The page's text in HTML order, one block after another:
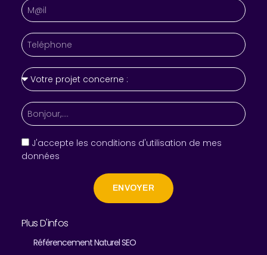
Plus D'infos
Référencement Naturel SEO
J'accepte les conditions d'utilisation de mes
données
ENVOYER